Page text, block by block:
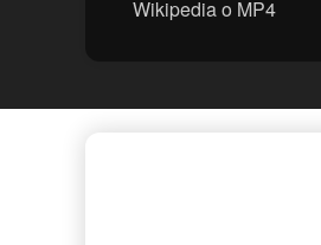
Wikipedia o MP4